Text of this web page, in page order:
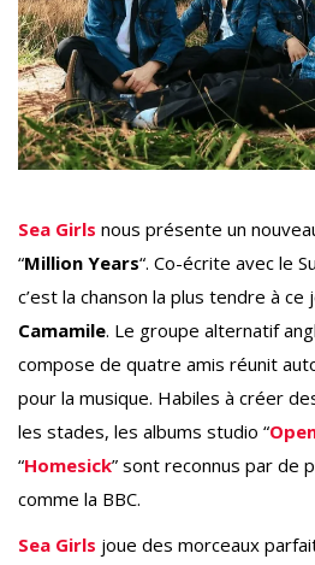
Sea Girls nous présente un
“Million Years“. Co-écrite avec le
c’est la chanson la plus tendre à
Camamile. Le groupe alternatif
compose de quatre amis réunit
pour la musique. Habiles à créer
les stades, les albums studio “
“Homesick” sont reconnus par de
comme la BBC.
Sea Girls joue des morceaux